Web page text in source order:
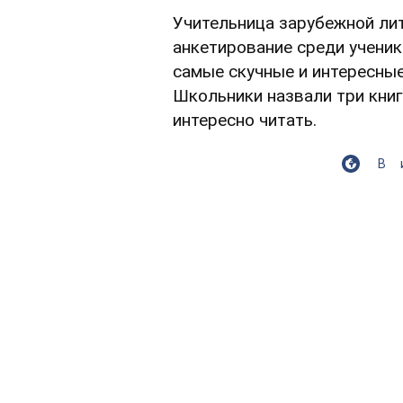
Учительница зарубежной
анкетирование среди
самые скучные и
Школьники назвали три
интересно читать.